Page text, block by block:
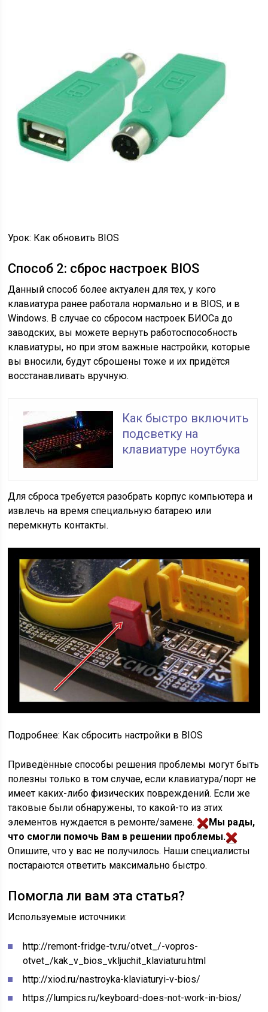
Урок: Как обновить BIOS
Способ 2: сброс настроек BIOS
Данный способ более актуален для тех, у кого
клавиатура ранее работала нормально и в BIOS, и в
Windows. В случае со сбросом настроек БИОСа до
заводских, вы можете вернуть работоспособность
клавиатуры, но при этом важные настройки, которые
вы вносили, будут сброшены тоже и их придётся
восстанавливать вручную.
Как быстро включить
подсветку на
клавиатуре ноутбука
Для сброса требуется разобрать корпус компьютера и
извлечь на время специальную батарею или
перемкнуть контакты.
Подробнее: Как сбросить настройки в BIOS
Приведённые способы решения проблемы могут быть
полезны только в том случае, если клавиатура/порт не
имеет каких-либо физических повреждений. Если же
таковые были обнаружены, то какой-то из этих
элементов нуждается в ремонте/замене.
Мы рады,
что смогли помочь Вам в решении проблемы.
Опишите, что у вас не получилось. Наши специалисты
постараются ответить максимально быстро.
Помогла ли вам эта статья?
Используемые источники:
http://remont-fridge-tv.ru/otvet_/-vopros-
otvet_/kak_v_bios_vkljuchit_klaviaturu.html
http://xiod.ru/nastroyka-klaviaturyi-v-bios/
https://lumpics.ru/keyboard-does-not-work-in-bios/